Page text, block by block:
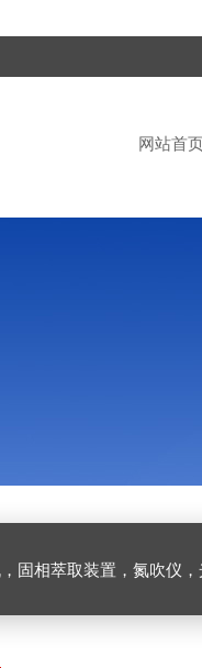
网站首
氮吹仪，光化学反应仪，低温恒温槽，超声波细胞